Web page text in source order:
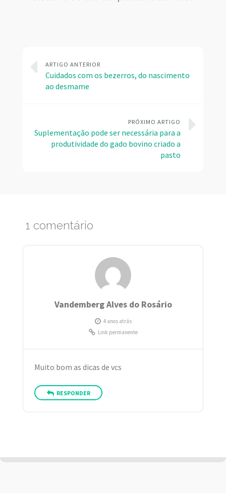
ARTIGO ANTERIOR
Cuidados com os bezerros, do nascimento
ao desmame
PRÓXIMO ARTIGO
Suplementação pode ser necessária para a
produtividade do gado bovino criado a
pasto
1 comentário
Vandemberg Alves do Rosário
4 anos atrás
Link permanente
Muito bom as dicas de vcs
RESPONDER